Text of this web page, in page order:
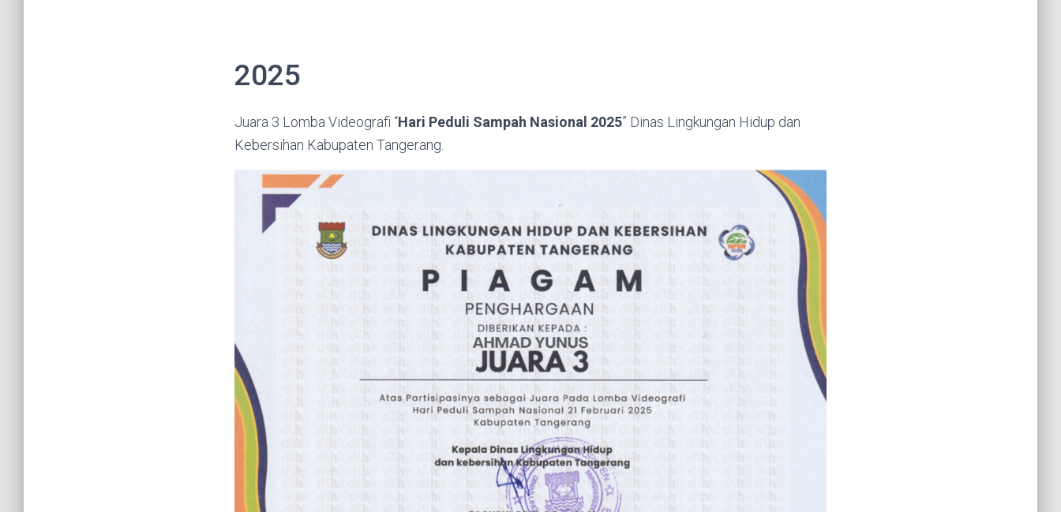
2025
Juara 3 Lomba Videografi “Hari Peduli Sampah Nasional 2025” Dinas Lingkungan Hidup dan
Kebersihan Kabupaten Tangerang.